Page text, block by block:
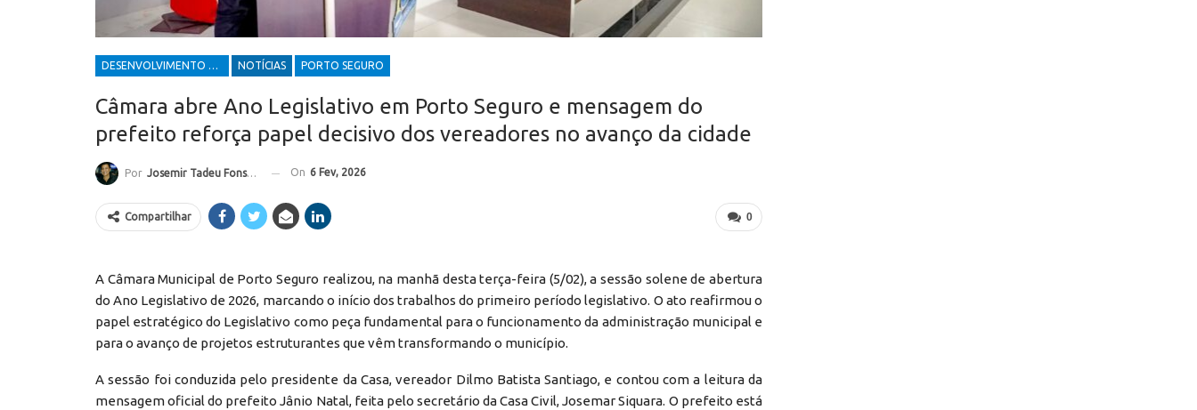
DESENVOLVIMENTO ECONÔMICO E SOCIAL NOTÍCIAS PORTO SEGURO
Câmara abre Ano Legislativo em Porto Seguro e mensagem do
prefeito reforça papel decisivo dos vereadores no avanço da cidade
Por Josemir Tadeu Fonseca On 6 Fev, 2026
0
Compartilhar
A Câmara Municipal de Porto Seguro realizou, na manhã desta terça-feira (5/02), a sessão solene de abertura
do Ano Legislativo de 2026, marcando o início dos trabalhos do primeiro período legislativo. O ato reafirmou o
papel estratégico do Legislativo como peça fundamental para o funcionamento da administração municipal e
para o avanço de projetos estruturantes que vêm transformando o município.
A sessão foi conduzida pelo presidente da Casa, vereador Dilmo Batista Santiago, e contou com a leitura da
mensagem oficial do prefeito Jânio Natal, feita pelo secretário da Casa Civil, Josemar Siquara. O prefeito está